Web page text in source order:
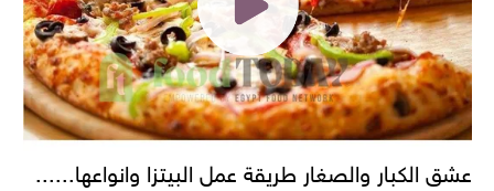
عشق الكبار والصغار طريقة عمل البيتزا وانواعها......